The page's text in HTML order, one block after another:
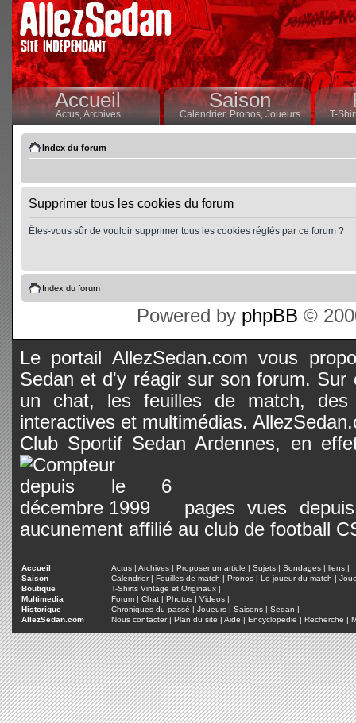
Accueil
Actus,Archives
Saison
Calendrier,Pronos, Joueurs T-
Index du forum
Supprimer tous les cookies du forum
Êtes-vous sûr de vouloir supprimer tous les cookies réglés par ce forum ?
Index du forum
Powered by phpBB ©
Le portail AllezSedan.com vous
Sedan et d'y réagir sur son forum.
un chat, les feuilles de match, des
interactives et multimédias.
Club Sportif Sedan Ardennes, en
pages vues
aucunement affilié au club de football
Accueil Actus | Archives | Proposer un article | Sujets | Sondages | liens |
Saison
Calendrier| Feuilles de match | Pronos | Le joueur du match |
Boutique
T-Shirts Vintage et Originaux |
Multimedia
Forum | Chat | Photos | Videos |
Historique
Chroniques du passé | Joueurs | Saisons | Sedan |
AllezSedan.com
Nous contacter| Plan du site | Aide | Encyclopedie | Recherche |